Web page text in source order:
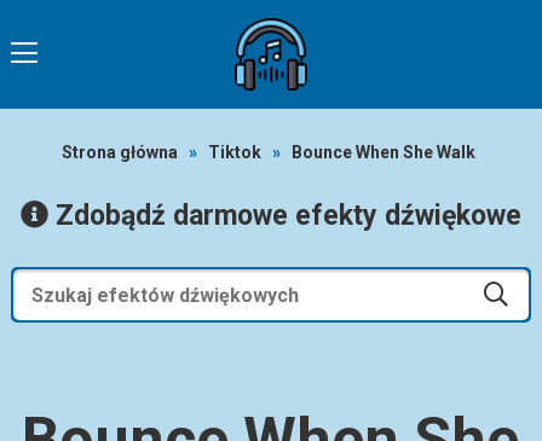
Strona główna » Tiktok » Bounce When She Walk
Zdobądź darmowe efekty dźwiękowe